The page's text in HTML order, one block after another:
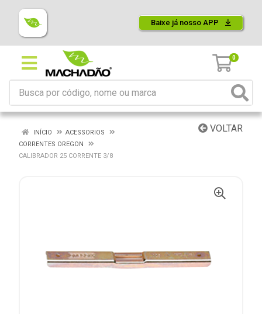
Baixe já nosso APP
0
VOLTAR
INÍCIO
ACESSORIOS
CORRENTES OREGON
CALIBRADOR 25 CORRENTE 3/8